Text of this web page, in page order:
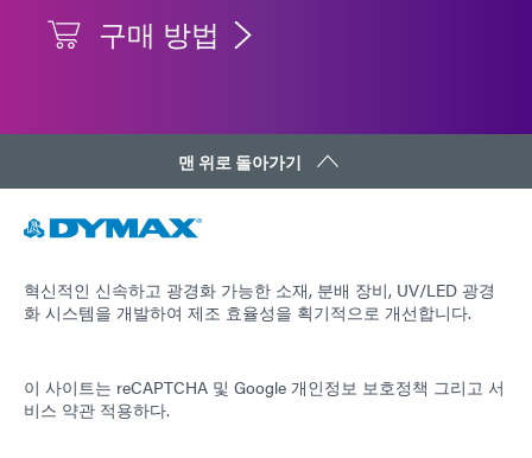
구매 방법
맨 위로 돌아가기
혁신적인 신속하고 광경화 가능한 소재, 분배 장비, UV/LED 광경
화 시스템을 개발하여 제조 효율성을 획기적으로 개선합니다.
이 사이트는 reCAPTCHA 및 Google 개인정보 보호정책 그리고 서
비스 약관 적용하다.